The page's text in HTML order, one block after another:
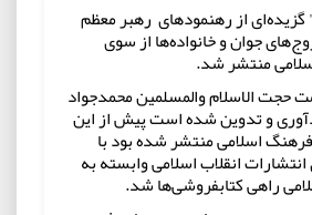
از رهنمودهای رهبر معظم
جوان و خانواده‌ها از سوی
منتشر شد.
حجت الاسلام والمسلمین محمدجواد
و تدوین شده است پیش از این
اسلامی منتشر شده بود با
انقلاب اسلامی وابسته به
راهی کتابفروشی‌ها شد.